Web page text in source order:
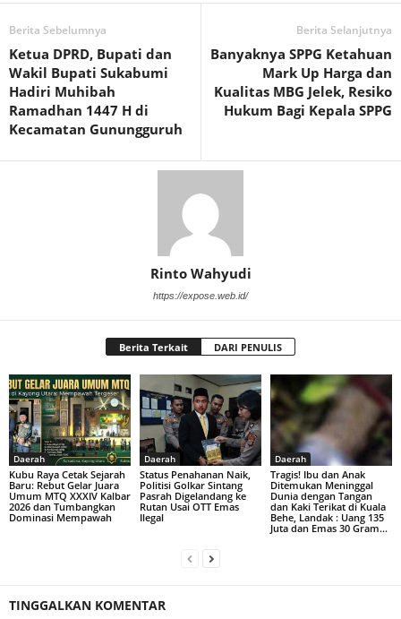
Berita Sebelumnya
Ketua DPRD, Bupati dan
Wakil Bupati Sukabumi
Hadiri Muhibah
Ramadhan 1447 H di
Kecamatan Gunungguruh
Berita Selanjutnya
Banyaknya SPPG Ketahuan
Mark Up Harga dan
Kualitas MBG Jelek, Resiko
Hukum Bagi Kepala SPPG
Rinto Wahyudi
https://expose.web.id/
Berita Terkait DARI PENULIS
Daerah
Kubu Raya Cetak Sejarah
Baru: Rebut Gelar Juara
Umum MTQ XXXIV Kalbar
2026 dan Tumbangkan
Dominasi Mempawah
Daerah
Status Penahanan Naik,
Politisi Golkar Sintang
Pasrah Digelandang ke
Rutan Usai OTT Emas
Ilegal
Daerah
Tragis! Ibu dan Anak
Ditemukan Meninggal
Dunia dengan Tangan
dan Kaki Terikat di Kuala
Behe, Landak : Uang 135
Juta dan Emas 30 Gram...
TINGGALKAN KOMENTAR